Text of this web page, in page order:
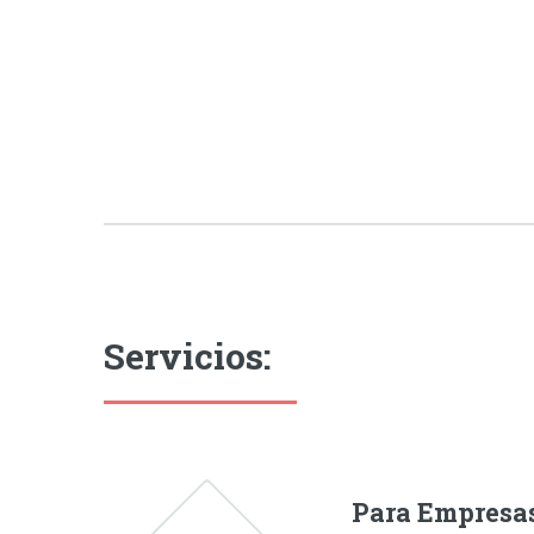
Servicios:
Para